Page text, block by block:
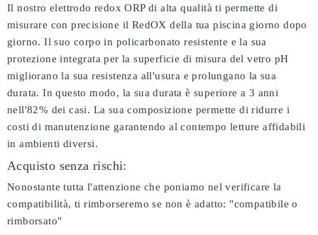
Il nostro elettrodo redox ORP di alta qualità ti permette di
misurare con precisione il RedOX della tua piscina giorno dopo
giorno. Il suo corpo in policarbonato resistente e la sua
protezione integrata per la superficie di misura del vetro pH
migliorano la sua resistenza all'usura e prolungano la sua
durata. In questo modo, la sua durata è superiore a 3 anni
nell'82% dei casi. La sua composizione permette di ridurre i
costi di manutenzione garantendo al contempo letture affidabili
in ambienti diversi.
Acquisto senza rischi:
Nonostante tutta l'attenzione che poniamo nel verificare la
compatibilità, ti rimborseremo se non è adatto: "compatibile o
rimborsato"